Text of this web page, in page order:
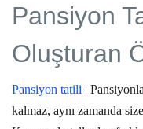
Pansiyon
Oluşturan
Pansiyon tatili |
kalmaz, aynı zamanda